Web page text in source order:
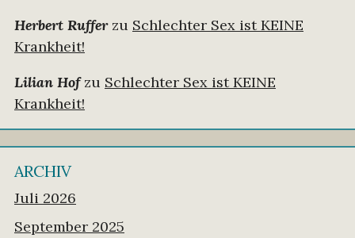
Herbert Rufferzu Schlechter Sex ist KEINE
Krankheit!
Lilian Hofzu Schlechter Sex ist KEINE
Krankheit!
ARCHIV
Juli 2026
September 2025